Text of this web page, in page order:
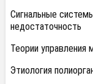
Сигнальные
недостаточность
Теории
Этиология